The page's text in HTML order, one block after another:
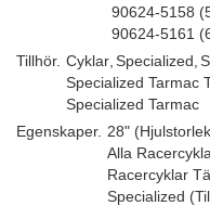
90624-5158
90624-5161
Tillhör. Cyklar Specialized
Specialized Tarmac
Specialized Tarmac
Egenskaper. 28"
Alla
Racercyklar
Specialized